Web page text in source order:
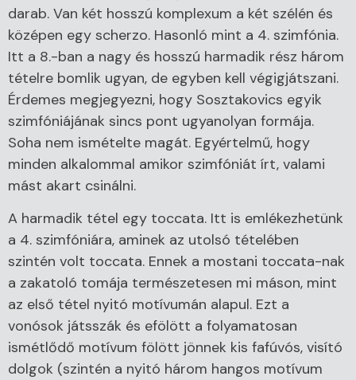
darab. Van két hosszú komplexum a két szélén és
középen egy scherzo. Hasonló mint a 4. szimfónia.
Itt a 8.-ban a nagy és hosszú harmadik rész három
tételre bomlik ugyan, de egyben kell végigjátszani.
Érdemes megjegyezni, hogy Sosztakovics egyik
szimfóniájának sincs pont ugyanolyan formája.
Soha nem ismételte magát. Egyértelmű, hogy
minden alkalommal amikor szimfóniát írt, valami
mást akart csinálni.
A harmadik tétel egy toccata. Itt is emlékezhetünk
a 4. szimfóniára, aminek az utolsó tételében
szintén volt toccata. Ennek a mostani toccata-nak
a zakatoló tomája természetesen mi máson, mint
az első tétel nyitó motívumán alapul. Ezt a
vonósok játsszák és efölött a folyamatosan
ismétlődő motívum fölött jönnek kis fafúvós, visító
dolgok (szintén a nyitó három hangos motívum